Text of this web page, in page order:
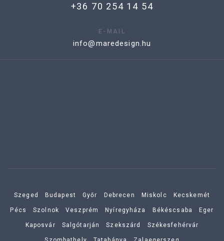
+36 70 254 14 54
E-MAIL
info@maredesign.hu
Szeged Budapest Győr Debrecen Miskolc Kecskemét
Pécs Szolnok Veszprém Nyíregyháza Békéscsaba Eger
Kaposvár Salgótarján Szekszárd Székesfehérvár